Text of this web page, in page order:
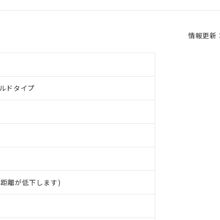
情報更新
ドタイプ
離が低下します)
指令（10物質）の非含有に対応した製品が提供可能な商品です。
指令（10物質）の非含有に対応した製品に切り替える予定のある商
指令（10物質）の非含有の対応状況を調査中または確認中の商